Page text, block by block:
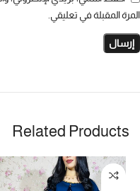
المرة المقبلة في تعليقي.
Related Products